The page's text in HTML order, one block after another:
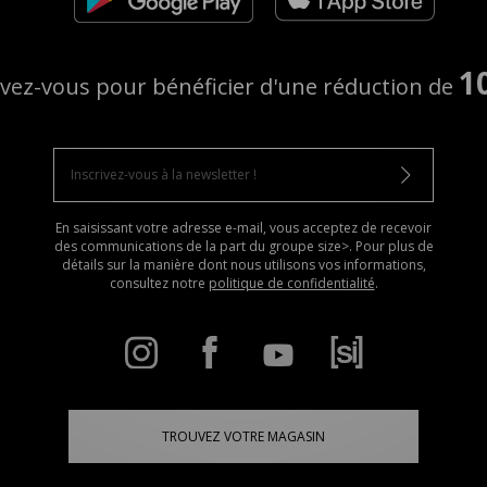
vous pour bénéficier d'une réduction de
En saisissant votre adresse e-mail, vous acceptez de recevoir
des communications de la part du groupe size>. Pour plus de
détails sur la manière dont nous utilisons vos informations,
consultez notre politique de confidentialité.
TROUVEZ VOTRE MAGASIN